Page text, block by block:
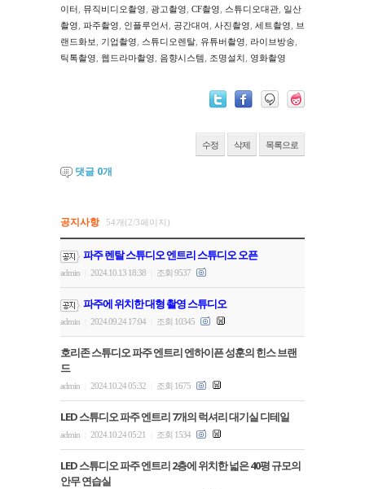
이터, 뮤직비디오촬영, 광고촬영, CF촬영, 스튜디오대관, 일산
촬영, 파주촬영, 인플루언서, 공간대여, 사진촬영, 세트촬영, 브
랜드화보 , 기업촬영, 스튜디오렌탈, 유튜버촬영, 라이브방송,
틱톡촬영, 웹드라마촬영, 음향시스템, 조명설치, 영화촬영
수정 삭제 목록으로
댓글 0개
공지사항 54개(2/3페이지)
파주 렌탈 스튜디오 엔트리 스튜디오 오픈
admin 2024.10.13 18:38 조회 9537
파주에 위치한 대형 촬영 스튜디오
admin 2024.09.24 17:04 조회 10345
호리존 스튜디오 파주 엔트리 엔하이픈 성훈의 힌스 브랜
드
admin 2024.10.24 05:32 조회 1675
LED 스튜디오 파주 엔트리 7개의 럭셔리 대기실 디테일
admin 2024.10.24 05:21 조회 1534
LED 스튜디오 파주 엔트리 2층에 위치한 넓은 40평 규모의
안무 연습실